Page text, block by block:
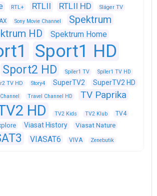
RTL+ RTLII RTLII HD Sláger TV
Sony Movie Channel
Spektrum
HD
Spektrum Home
Sport1 HD
Sport2 HD Spíler1 TV
Spíler1 TV HD
TV HD Story4 SuperTV2 SuperTV2 HD
Travel Channel HD TV Paprika
HD TV2 Kids TV2 Klub TV4
Viasat History Viasat Nature
VIASAT6 VIVA Zenebutik